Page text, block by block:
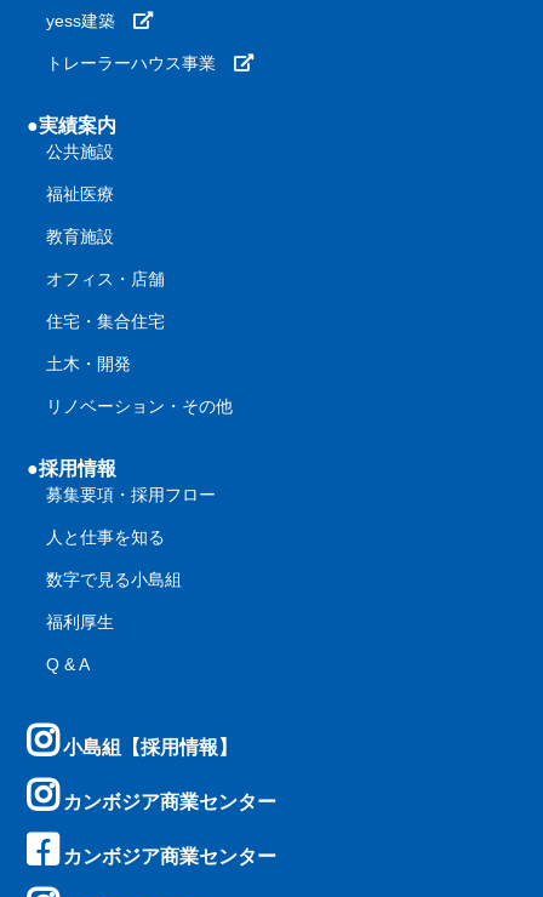
yess建築
トレーラーハウス事業
●実績案内
公共施設
福祉医療
教育施設
オフィス・店舗
住宅・集合住宅
土木・開発
リノベーション・その他
●採用情報
募集要項・採用フロー
人と仕事を知る
数字で見る小島組
福利厚生
Q & A
小島組【採用情報】
カンボジア商業センター
カンボジア商業センター